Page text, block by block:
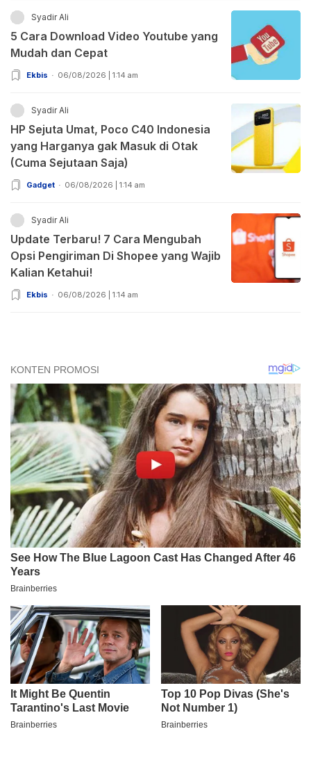
Syadir Ali
5 Cara Download Video Youtube yang
Mudah dan Cepat
Ekbis 06/08/2026 | 1:14 am
Syadir Ali
HP Sejuta Umat, Poco C40 Indonesia
yang Harganya gak Masuk di Otak
(Cuma Sejutaan Saja)
Gadget 06/08/2026 | 1:14 am
Syadir Ali
Update Terbaru! 7 Cara Mengubah
Opsi Pengiriman Di Shopee yang Wajib
Kalian Ketahui!
Ekbis 06/08/2026 | 1:14 am